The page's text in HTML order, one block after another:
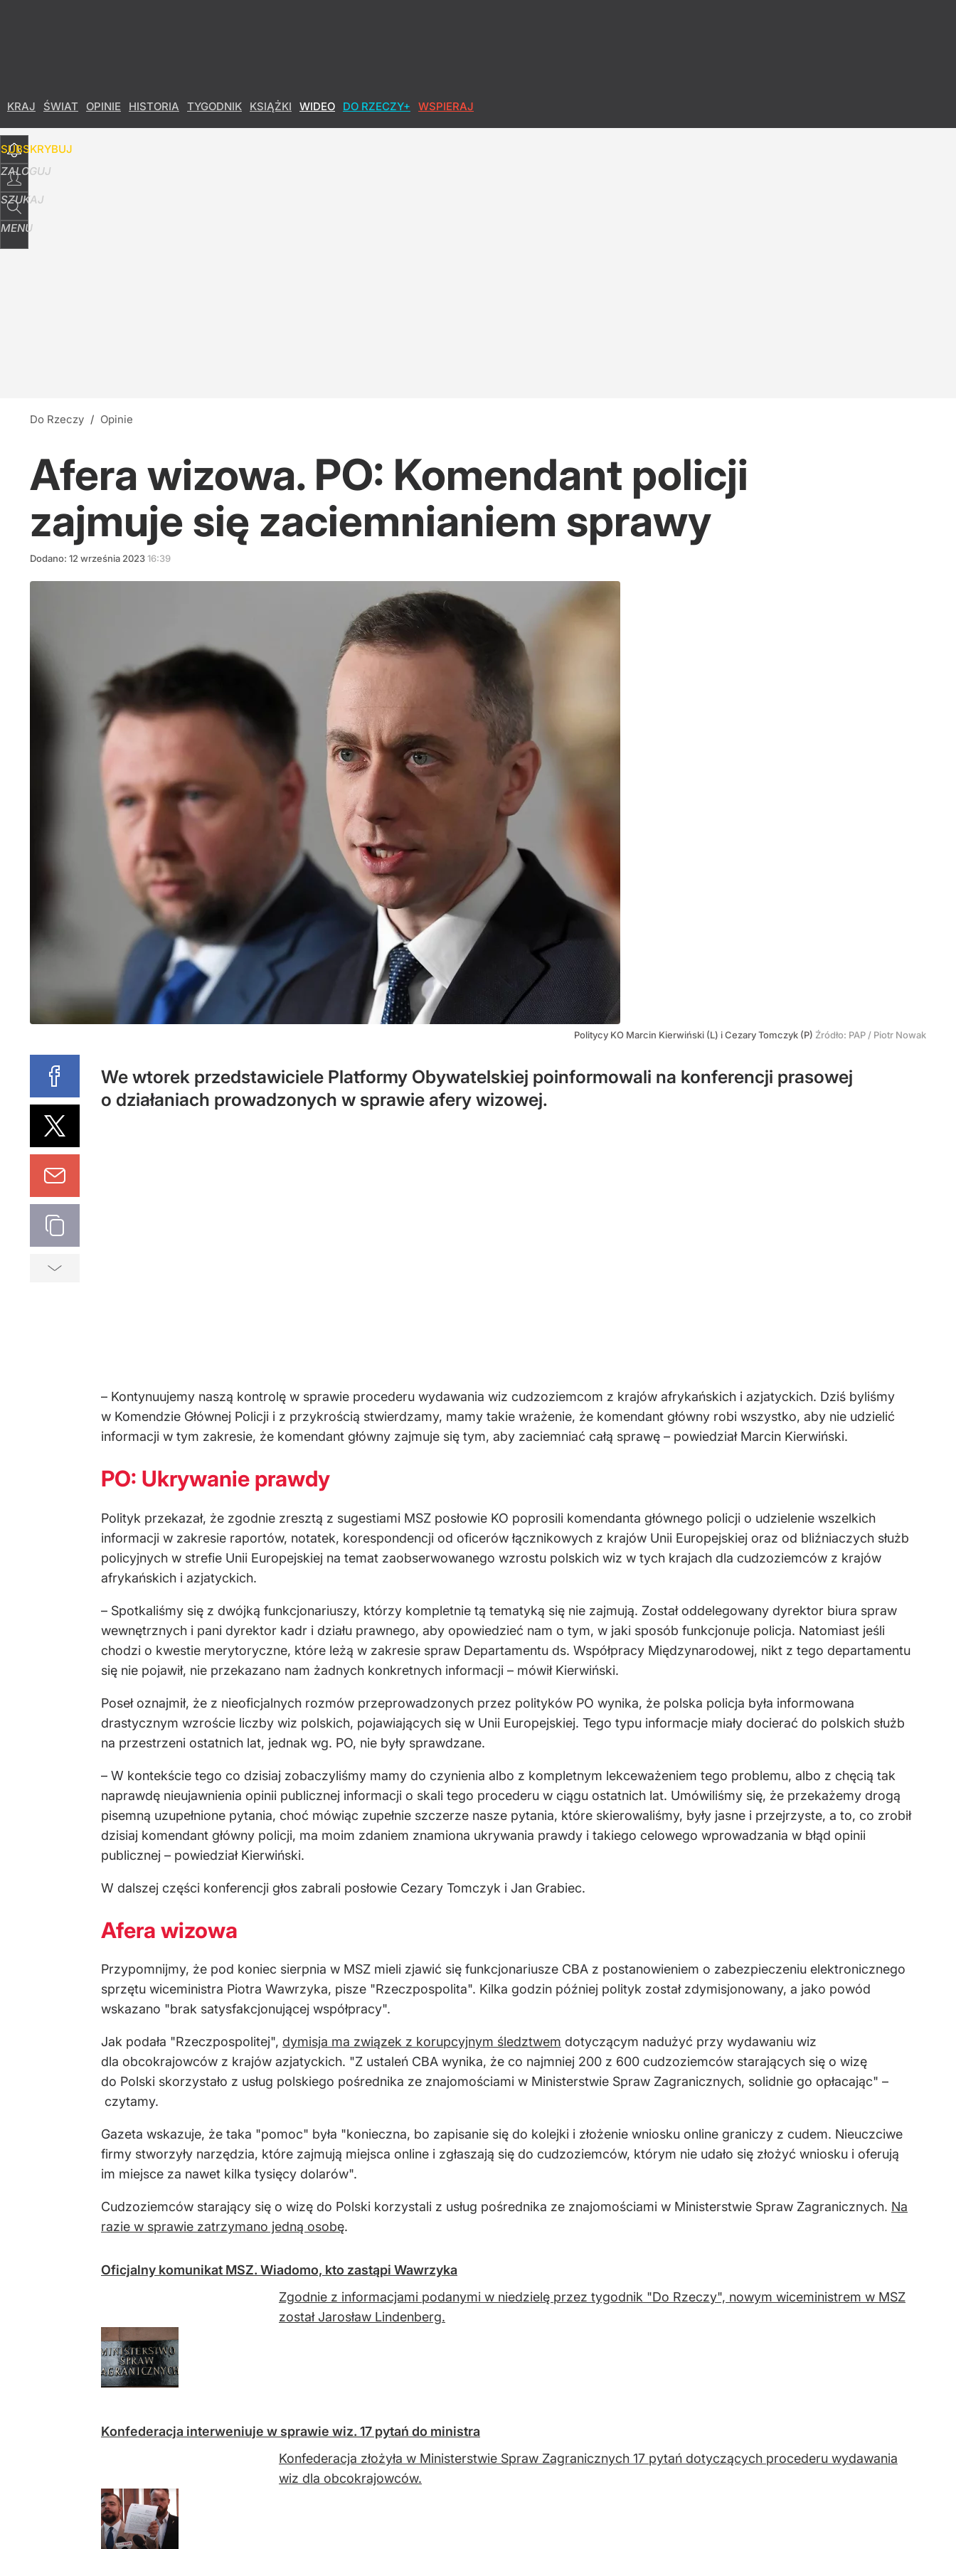
KRAJ ŚWIAT OPINIE HISTORIA TYGODNIK KSIĄŻKI WIDEO DO RZECZY+ WSPIERAJ
SUBSKRYBUJ
ZALOGUJ
SZUKAJ
MENU
Do Rzeczy / Opinie
Afera wizowa. PO: Komendant policji
zajmuje się zaciemnianiem sprawy
Dodano: 12 września 202316:39
Politycy KO Marcin Kierwiński (L) i Cezary Tomczyk (P) Źródło: PAP / Piotr Nowak
We wtorek przedstawiciele Platformy Obywatelskiej poinformowali na konferencji prasowej
o działaniach prowadzonych w sprawie afery wizowej.
– Kontynuujemy naszą kontrolę w sprawie procederu wydawania wiz cudzoziemcom z krajów afrykańskich i azjatyckich. Dziś byliśmy
w Komendzie Głównej Policji i z przykrością stwierdzamy, mamy takie wrażenie, że komendant główny robi wszystko, aby nie udzielić
informacji w tym zakresie, że komendant główny zajmuje się tym, aby zaciemniać całą sprawę – powiedział Marcin Kierwiński.
PO: Ukrywanie prawdy
Polityk przekazał, że zgodnie zresztą z sugestiami MSZ posłowie KO poprosili komendanta głównego policji o udzielenie wszelkich
informacji w zakresie raportów, notatek, korespondencji od oficerów łącznikowych z krajów Unii Europejskiej oraz od bliźniaczych służb
policyjnych w strefie Unii Europejskiej na temat zaobserwowanego wzrostu polskich wiz w tych krajach dla cudzoziemców z krajów
afrykańskich i azjatyckich.
– Spotkaliśmy się z dwójką funkcjonariuszy, którzy kompletnie tą tematyką się nie zajmują. Został oddelegowany dyrektor biura spraw
wewnętrznych i pani dyrektor kadr i działu prawnego, aby opowiedzieć nam o tym, w jaki sposób funkcjonuje policja. Natomiast jeśli
chodzi o kwestie merytoryczne, które leżą w zakresie spraw Departamentu ds. Współpracy Międzynarodowej, nikt z tego departamentu
się nie pojawił, nie przekazano nam żadnych konkretnych informacji – mówił Kierwiński.
Poseł oznajmił, że z nieoficjalnych rozmów przeprowadzonych przez polityków PO wynika, że polska policja była informowana
drastycznym wzroście liczby wiz polskich, pojawiających się w Unii Europejskiej. Tego typu informacje miały docierać do polskich służb
na przestrzeni ostatnich lat, jednak wg. PO, nie były sprawdzane.
– W kontekście tego co dzisiaj zobaczyliśmy mamy do czynienia albo z kompletnym lekceważeniem tego problemu, albo z chęcią tak
naprawdę nieujawnienia opinii publicznej informacji o skali tego procederu w ciągu ostatnich lat. Umówiliśmy się, że przekażemy drogą
pisemną uzupełnione pytania, choć mówiąc zupełnie szczerze nasze pytania, które skierowaliśmy, były jasne i przejrzyste, a to, co zrobił
dzisiaj komendant główny policji, ma moim zdaniem znamiona ukrywania prawdy i takiego celowego wprowadzania w błąd opinii
publicznej – powiedział Kierwiński.
W dalszej części konferencji głos zabrali posłowie Cezary Tomczyk i Jan Grabiec.
Afera wizowa
Przypomnijmy, że pod koniec sierpnia w MSZ mieli zjawić się funkcjonariusze CBA z postanowieniem o zabezpieczeniu elektronicznego
sprzętu wiceministra Piotra Wawrzyka, pisze "Rzeczpospolita". Kilka godzin później polityk został zdymisjonowany, a jako powód
wskazano "brak satysfakcjonującej współpracy".
Jak podała "Rzeczpospolitej", dymisja ma związek z korupcyjnym śledztwem dotyczącym nadużyć przy wydawaniu wiz
dla obcokrajowców z krajów azjatyckich. "Z ustaleń CBA wynika, że co najmniej 200 z 600 cudzoziemców starających się o wizę
do Polski skorzystało z usług polskiego pośrednika ze znajomościami w Ministerstwie Spraw Zagranicznych, solidnie go opłacając" –
czytamy.
Gazeta wskazuje, że taka "pomoc" była "konieczna, bo zapisanie się do kolejki i złożenie wniosku online graniczy z cudem. Nieuczciwe
firmy stworzyły narzędzia, które zajmują miejsca online i zgłaszają się do cudzoziemców, którym nie udało się złożyć wniosku i oferują
im miejsce za nawet kilka tysięcy dolarów".
Cudzoziemców starający się o wizę do Polski korzystali z usług pośrednika ze znajomościami w Ministerstwie Spraw Zagranicznych. Na
razie w sprawie zatrzymano jedną osobę.
Oficjalny komunikat MSZ. Wiadomo, kto zastąpi Wawrzyka
Zgodnie z informacjami podanymi w niedzielę przez tygodnik "Do Rzeczy", nowym wiceministrem w MSZ
został Jarosław Lindenberg.
Konfederacja interweniuje w sprawie wiz. 17 pytań do ministra
Konfederacja złożyła w Ministerstwie Spraw Zagranicznych 17 pytań dotyczących procederu wydawania
wiz dla obcokrajowców.